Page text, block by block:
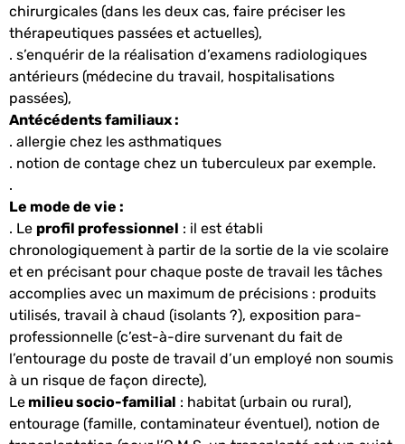
chirurgicales (dans les deux cas, faire préciser les
thérapeutiques passées et actuelles),
. s’enquérir de la réalisation d’examens radiologiques
antérieurs (médecine du travail, hospitalisations
passées),
Antécédents familiaux :
. allergie chez les asthmatiques
. notion de contage chez un tuberculeux par exemple.
.
Le mode de vie :
. Le profil professionnel : il est établi
chronologiquement à partir de la sortie de la vie scolaire
et en précisant pour chaque poste de travail les tâches
accomplies avec un maximum de précisions : produits
utilisés, travail à chaud (isolants ?), exposition para-
professionnelle (c’est-à-dire survenant du fait de
l’entourage du poste de travail d’un employé non soumis
à un risque de façon directe),
Le milieu socio-familial : habitat (urbain ou rural),
entourage (famille, contaminateur éventuel), notion de